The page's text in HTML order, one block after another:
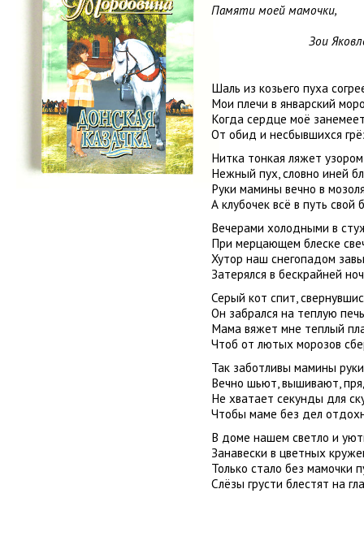
Памяти моей мамочки,
Зои Яковлевны
Шаль из козьего пуха
Мои плечи в январский
Когда сердце моё
От обид и несбывшихся
Нитка тонкая ляжет
Нежный пух, словно иней
Руки мамины вечно в
А клубочек всё в путь свой
Вечерами холодными в
При мерцающем блеске
Хутор наш снегопадом
Затерялся в бескрайней
Серый кот спит,
Он забрался на теплую
Мама вяжет мне теплый
Чтоб от лютых морозов
Так заботливы мамины
Вечно шьют, вышивают,
Не хватает секунды для
Чтобы маме без дел
В доме нашем светло и
Занавески в цветных
Только стало без мамочки
Слёзы грусти блестят на